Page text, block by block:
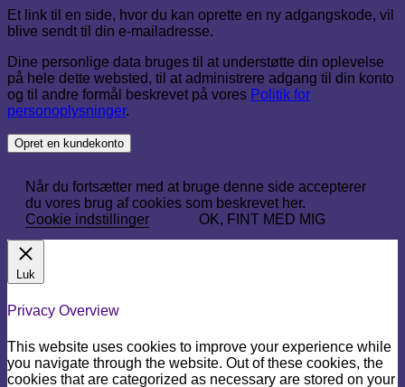
Et link til en side, hvor du kan oprette en ny adgangskode, vil
blive sendt til din e-mailadresse.
Dine personlige data bruges til at understøtte din oplevelse
på hele dette websted, til at administrere adgang til din konto
og til andre formål beskrevet på vores Politik for
personoplysninger.
Opret en kundekonto
Når du fortsætter med at bruge denne side accepterer
du vores brug af cookies som beskrevet her.
Cookie indstillinger
OK, FINT MED MIG
Luk
Privacy Overview
This website uses cookies to improve your experience while
you navigate through the website. Out of these cookies, the
cookies that are categorized as necessary are stored on your